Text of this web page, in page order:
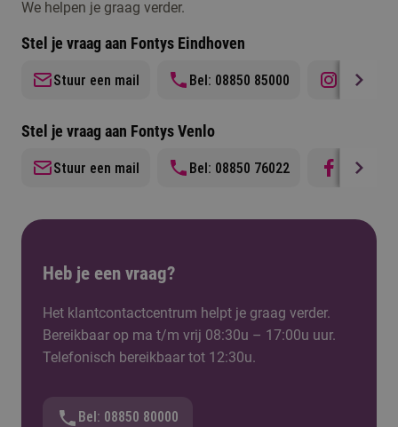
baan te vinden in verschillende sectoren.
jaar. Na het behalen van het hbo-diploma gaan
veel studenten naast hun baan doorstuderen en
We helpen je graag verder.
Stel je vraag aan Fontys Eindhoven
Stuur een mail Bel: 08850 85000
Stel je vraag aan Fontys Venlo
Stuur een mail Bel: 08850 76022 Facebook
Heb je een vraag?
Het klantcontactcentrum helpt je graag verder.
Bereikbaar op ma t/m vrij 08:30u – 17:00u uur.
Telefonisch bereikbaar tot 12:30u.
Bel: 08850 80000